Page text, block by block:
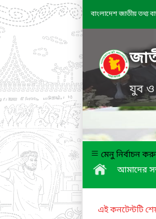
বাংলাদেশ জাতীয় তথ্য
যুব ও
মেনু নির্বাচন
আমাদের
এই কনটেন্টটি